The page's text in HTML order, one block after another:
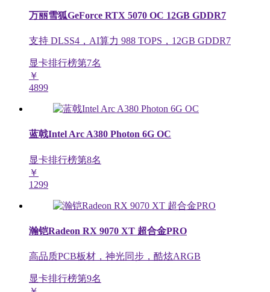
万丽雪狐GeForce RTX 5070 OC 12GB GDDR7
支持 DLSS4，AI算力 988 TOPS，12GB GDDR7
显卡排行榜第7名
￥
4899
蓝戟Intel Arc A380 Photon 6G OC
显卡排行榜第8名
￥
1299
瀚铠Radeon RX 9070 XT 超合金PRO
高品质PCB板材，神光同步，酷炫ARGB
显卡排行榜第9名